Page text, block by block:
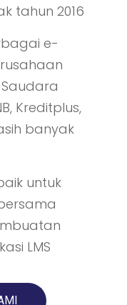
tahun 2016
e-
Kreditplus,
banyak
untuk
LMS